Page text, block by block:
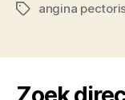
Tagsangina